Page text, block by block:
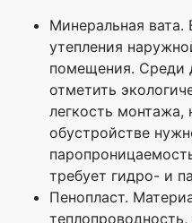
Минеральная вата.
утепления
помещения. Среди
отметить
легкость монтажа,
обустройстве
требует гидро- и
Пенопласт.